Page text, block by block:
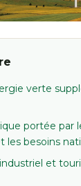
verte
portée par
les besoins
et